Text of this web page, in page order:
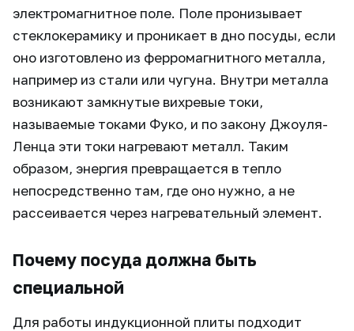
электромагнитное поле. Поле пронизывает
стеклокерамику и проникает в дно посуды, если
оно изготовлено из ферромагнитного металла,
например из стали или чугуна. Внутри металла
возникают замкнутые вихревые токи,
называемые токами Фуко, и по закону Джоуля-
Ленца эти токи нагревают металл. Таким
образом, энергия превращается в тепло
непосредственно там, где оно нужно, а не
рассеивается через нагревательный элемент.
Почему посуда должна быть
специальной
Для работы индукционной плиты подходит